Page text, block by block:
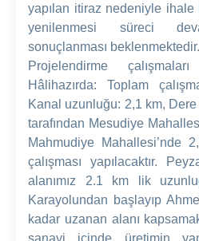
yapılan itiraz nedeniyle
yenilenmesi süreci
sonuçlanması beklenmektedir.
Projelendirme
Hâlihazırda: Toplam
Kanal uzunluğu: 2,1 km, Dere
tarafından Mesudiye
Mahmudiye Mahallesi’nde
çalışması yapılacaktır.
alanımız 2.1 km lik
Karayolundan başlayıp
kadar uzanan alanı
sanayi içinde üretimin